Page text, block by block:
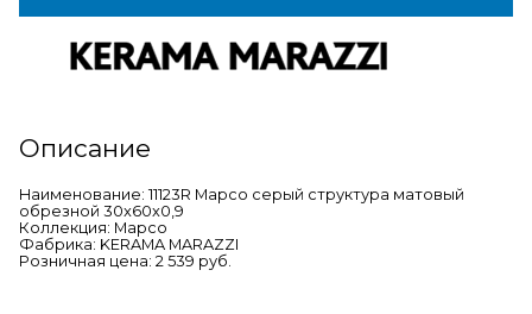
Описание
Наименование: 11123R Марсо серый структура матовый
обрезной 30x60x0,9
Коллекция: Марсо
Фабрика: KERAMA MARAZZI
Розничная цена: 2 539 руб.